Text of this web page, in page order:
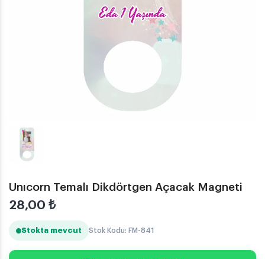
Unıcorn Temalı Dikdörtgen Açacak Magneti
28,00 ₺
Stokta mevcut Stok Kodu: FM-841